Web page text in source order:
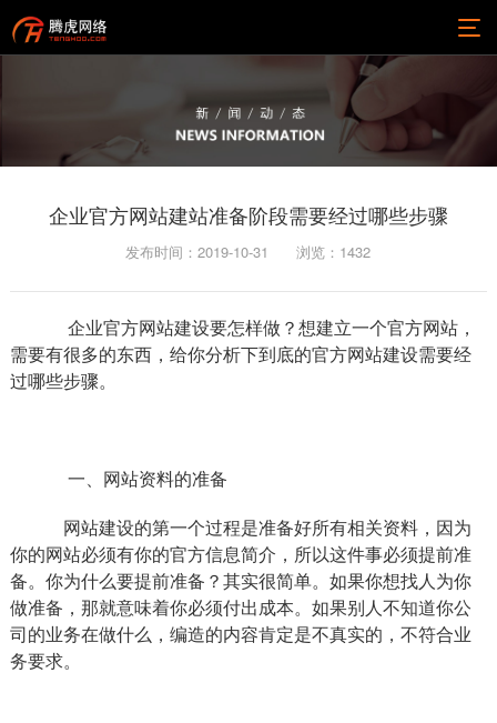
企业官方网站建站准备阶段需要经过哪些步骤
发布时间：2019-10-31 浏览： 1432
企业官方网站建设要怎样做？想建立一个官方网站，
需要有很多的东西，给你分析下到底的官方网站建设需要经
过哪些步骤。
一、网站资料的准备
网站建设的第一个过程是准备好所有相关资料，因为
你的网站必须有你的官方信息简介，所以这件事必须提前准
备。你为什么要提前准备？其实很简单。如果你想找人为你
做准备，那就意味着你必须付出成本。如果别人不知道你公
司的业务在做什么，编造的内容肯定是不真实的，不符合业
务要求。